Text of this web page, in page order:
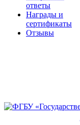
ответы
Награды и
сертификаты
Отзывы